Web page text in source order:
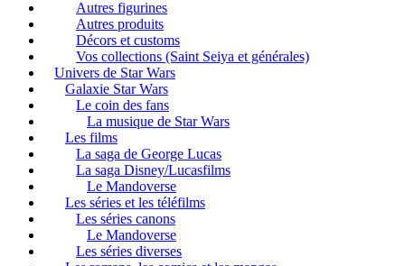
Autres figurines
Autres produits
Décors et customs
Vos collections (Saint Seiya et générales)
Univers de Star Wars
Galaxie Star Wars
Le coin des fans
La musique de Star Wars
Les films
La saga de George Lucas
La saga Disney/Lucasfilms
Le Mandoverse
Les séries et les téléfilms
Les séries canons
Le Mandoverse
Les séries diverses